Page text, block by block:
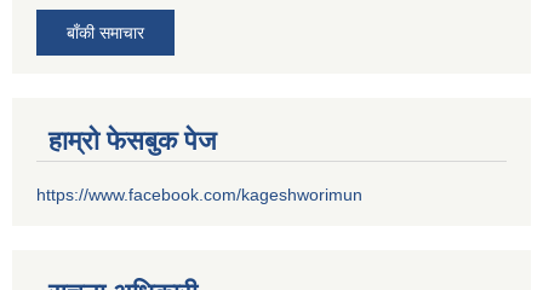
बाँकी समाचार
हाम्रो फेसबुक पेज
https://www.facebook.com/kageshworimun